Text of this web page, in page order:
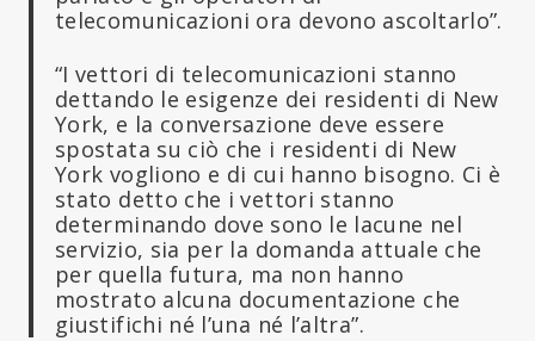
telecomunicazioni ora devono ascoltarlo”.
“I vettori di telecomunicazioni stanno
dettando le esigenze dei residenti di New
York, e la conversazione deve essere
spostata su ciò che i residenti di New
York vogliono e di cui hanno bisogno. Ci è
stato detto che i vettori stanno
determinando dove sono le lacune nel
servizio, sia per la domanda attuale che
per quella futura, ma non hanno
mostrato alcuna documentazione che
giustifichi né l’una né l’altra”.